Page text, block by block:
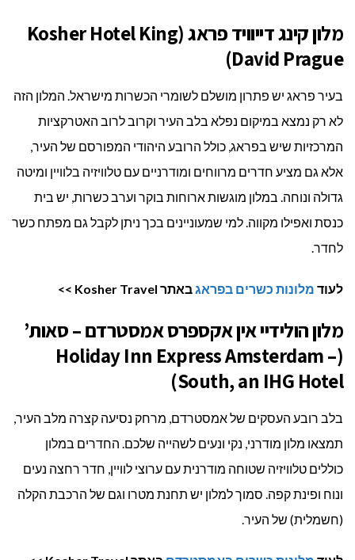
מלון קינג דייוויד פראג (Kosher Hotel King
David Prague)
בעיר פראג יש פתרון מושלם לשומרי הכשרות מישראל. המלון הזה
לא רק נמצא במיקום נפלא בלב העיר וקרוב לרוב האטרקציות
המרכזיות שיש בפראג, כולל הרובע היהודי המפורסם של העיר,
אלא גם מציע חדרים מרווחים ומודרניים עם טלוויזיה בלוויין ומיטה
גדולה ונוחה. במלון מוגשות ארוחות בוקר וערב כשרות, יש בית
כנסת ואפילו מקווה. למי שמעוניינים בכך ניתן לקבל גם מפתח כשר
לחדר.
לעוד מלונות כשרים בפראגבאתר Kosher Travel >>
מלון הולידיי אין אקספרס אמסטרדם – סאות’
(Holiday Inn Express Amsterdam –
South, an IHG Hotel)
בלב רובע העסקים של אמסטרדם, מרחק נסיעה קצרה מלב העיר,
תמצאו מלון מודרני, נקי ונעים לשהייה שלכם. החדרים במלון
כוללים טלוויזיה שטוחה מודרנית עם ערוצי לוויין, חדר רחצה נעים
ונוח ופינת קפה. סמוך למלון יש תחנת מטרו וגם של הרכבת הקלה
(חשמלית) של העיר.